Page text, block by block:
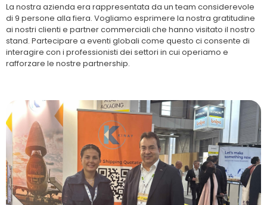
La nostra azienda era rappresentata da un team considerevole
di 9 persone alla fiera. Vogliamo esprimere la nostra gratitudine
ai nostri clienti e partner commerciali che hanno visitato il nostro
stand. Partecipare a eventi globali come questo ci consente di
interagire con i professionisti dei settori in cui operiamo e
rafforzare le nostre partnership.